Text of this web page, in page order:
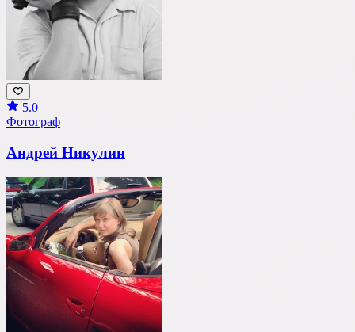
5.0
Фотограф
Андрей Никулин